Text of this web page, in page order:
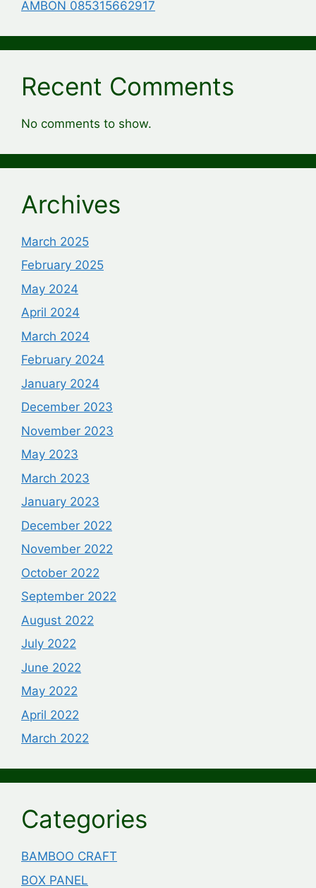
AMBON 085315662917
Recent Comments
No comments to show.
Archives
March 2025
February 2025
May 2024
April 2024
March 2024
February 2024
January 2024
December 2023
November 2023
May 2023
March 2023
January 2023
December 2022
November 2022
October 2022
September 2022
August 2022
July 2022
June 2022
May 2022
April 2022
March 2022
Categories
BAMBOO CRAFT
BOX PANEL